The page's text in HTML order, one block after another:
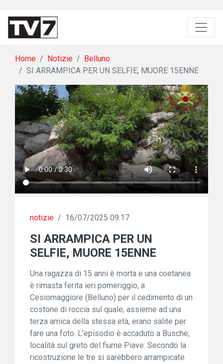
Home Notizie
Belluno
SI ARRAMPICA PER UN SELFIE, MUORE 15ENNE
notizie / 16/07/2025 09:17
SI ARRAMPICA PER UN
SELFIE, MUORE 15ENNE
Una ragazza di 15 anni è morta e una coetanea
è rimasta ferita ieri pomeriggio, a
Cesiomaggiore (Belluno) per il cedimento di un
costone di roccia sul quale, assieme ad una
terza amica della stessa età, erano salite per
fare una foto. L'episodio è accaduto a Busche,
località sul greto del fiume Piave. Secondo la
ricostruzione le tre si sarebbero arrampicate